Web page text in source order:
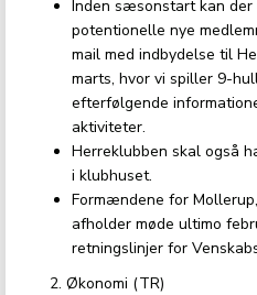
Inden sæsonstart kan
potentionelle nye
mail med indbydelse til
marts, hvor vi spiller 9-
efterfølgende
aktiviteter.
Herreklubben skal også
i klubhuset.
Formændene for
afholder møde ultimo
retningslinjer for
2. Økonomi (TR)